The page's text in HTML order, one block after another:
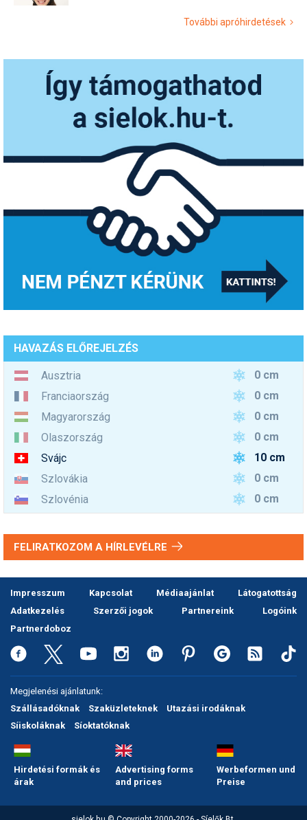
További apróhirdetések
HAVAZÁS ELŐREJELZÉS
Ausztria
0 cm
Franciaország
0 cm
Magyarország
0 cm
Olaszország
0 cm
Svájc
10 cm
Szlovákia
0 cm
Szlovénia
0 cm
FELIRATKOZOM A HÍRLEVÉLRE
Impresszum Kapcsolat Médiaajánlat
Látogatottság
Adatkezelés
Szerzői jogok Partnereink
Logóink
Partnerdoboz
Megjelenési ajánlatunk:
Szállásadóknak
Szaküzleteknek
Utazási irodáknak
Síiskoláknak
Síoktatóknak
Hirdetési formák és
árak
Advertising forms
and prices
Werbeformen und
Preise